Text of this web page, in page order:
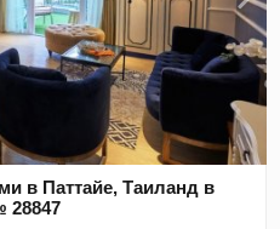
в Паттайе, Таиланд в
28847